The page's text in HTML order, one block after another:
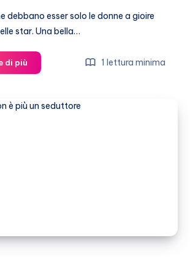
debbano esser solo le donne a gioire
star. Una bella…
di più
pancetta
Richard
1 lettura minima